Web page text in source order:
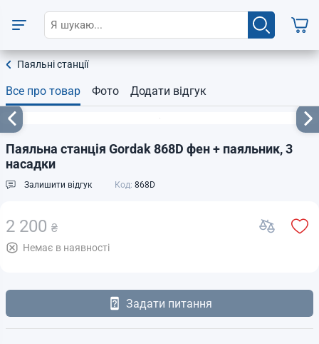
Паяльні станції
Все про товар Фото Додати відгук
Паяльна станція Gordak 868D фен + паяльник, 3
насадки
Залишити відгук Код: 868D
2 200 ₴
Немає в наявності
Задати питання